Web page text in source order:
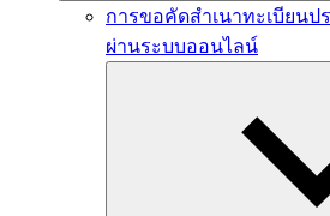
การขอคัดสำเนาทะเบียนป
ผ่านระบบออนไลน์